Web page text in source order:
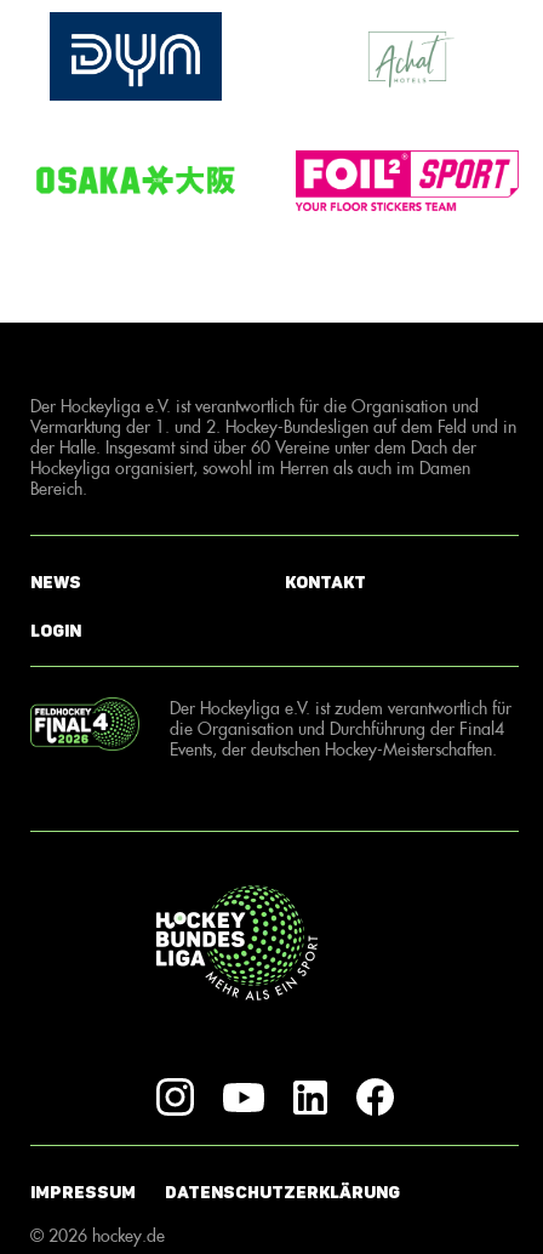
Der Hockeyliga e.V. ist verantwortlich für die Organisation und
Vermarktung der 1. und 2. Hockey-Bundesligen auf dem Feld und in
der Halle. Insgesamt sind über 60 Vereine unter dem Dach der
Hockeyliga organisiert, sowohl im Herren als auch im Damen
Bereich.
News
Login
Kontakt
Der Hockeyliga e.V. ist zudem verantwortlich für
die Organisation und Durchführung der Final4
Events, der deutschen Hockey-Meisterschaften.
IMPRESSUM DATENSCHUTZERKLÄRUNG
© 2026 hockey.de